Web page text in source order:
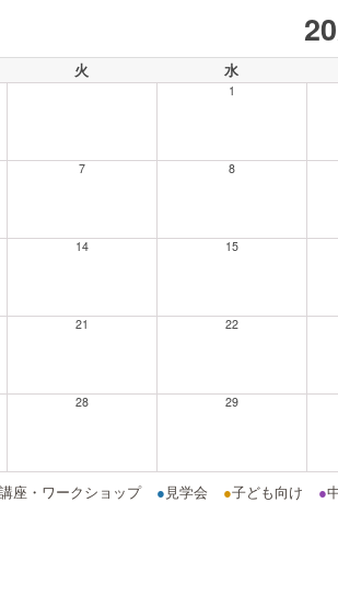
火 水
1
7 8
14 15
21 22
28 29
講座・ワークショップ ● 見学会 ●子ども向け ●